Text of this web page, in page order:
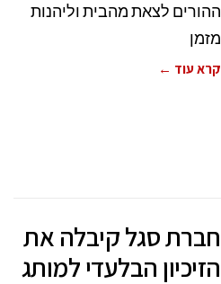
ההורים לצאת מהבית וליהנות
מזמן
קרא עוד ←
חברת סגל קיבלה את
הזיכיון הבלעדי למותג